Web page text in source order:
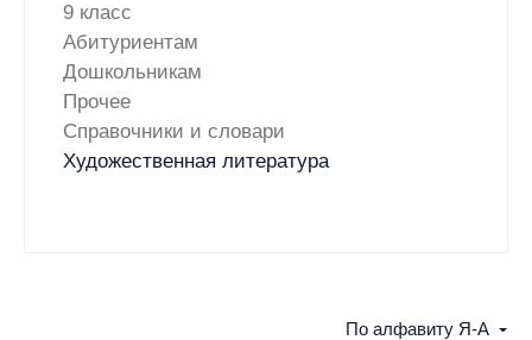
9 класс
Абитуриентам
Дошкольникам
Прочее
Справочники и словари
Художественная литература
По алфавиту Я-А